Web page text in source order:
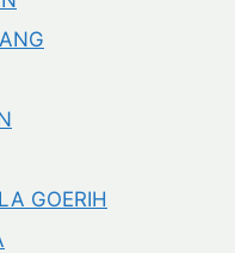
GOERIH